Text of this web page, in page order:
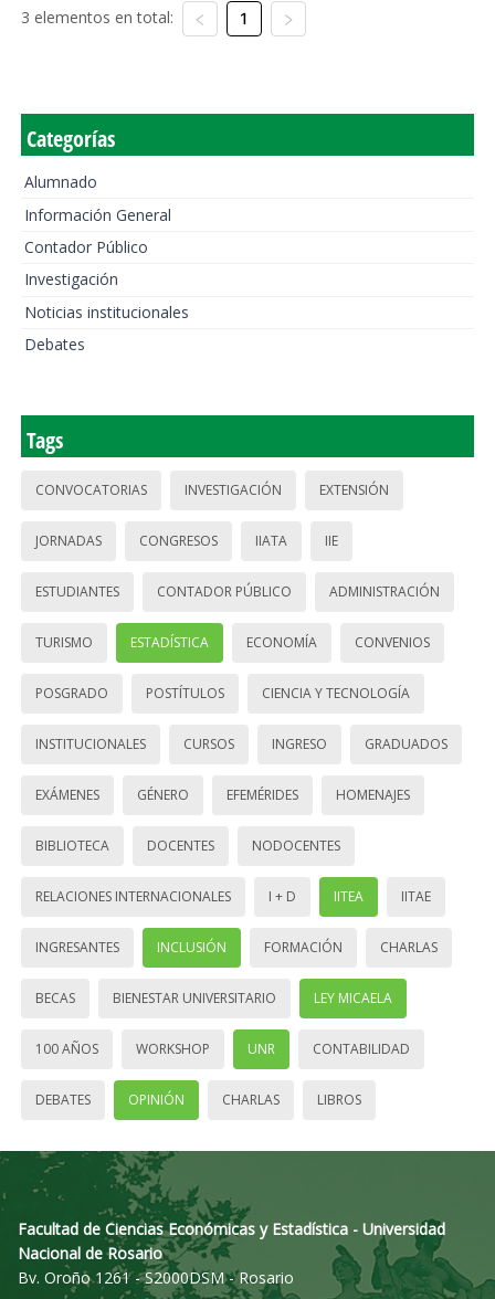
3 elementos en total: 1
Categorías
Alumnado
Información General
Contador Público
Investigación
Noticias institucionales
Debates
Tags
CONVOCATORIAS INVESTIGACIÓN EXTENSIÓN
JORNADAS CONGRESOS IIATA IIE
ESTUDIANTES CONTADOR PÚBLICO ADMINISTRACIÓN
TURISMO ESTADÍSTICA ECONOMÍA CONVENIOS
POSGRADO POSTÍTULOS CIENCIA Y TECNOLOGÍA
INSTITUCIONALES CURSOS INGRESO GRADUADOS
EXÁMENES GÉNERO EFEMÉRIDES HOMENAJES
BIBLIOTECA DOCENTES NODOCENTES
RELACIONES INTERNACIONALES I + D IITEA IITAE
INGRESANTES INCLUSIÓN FORMACIÓN CHARLAS
BECAS BIENESTAR UNIVERSITARIO LEY MICAELA
100 AÑOS WORKSHOP UNR CONTABILIDAD
DEBATES OPINIÓN CHARLAS LIBROS
Facultad de Ciencias Económicas y Estadística - Universidad
Nacional de Rosario
Bv. Oroño 1261 - S2000DSM - Rosario